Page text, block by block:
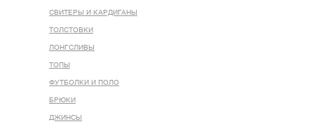
СВИТЕРЫ И КАРДИГАНЫ
ТОЛСТОВКИ
ЛОНГСЛИВЫ
ТОПЫ
ФУТБОЛКИ И ПОЛО
БРЮКИ
ДЖИНСЫ